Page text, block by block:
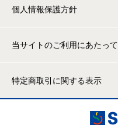
個人情報保護方針
当サイトのご利用にあたって
特定商取引に関する表示